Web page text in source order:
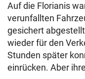
Auf die Florianis
verunfallten
gesichert
wieder für den
Stunden später
einrücken. Aber